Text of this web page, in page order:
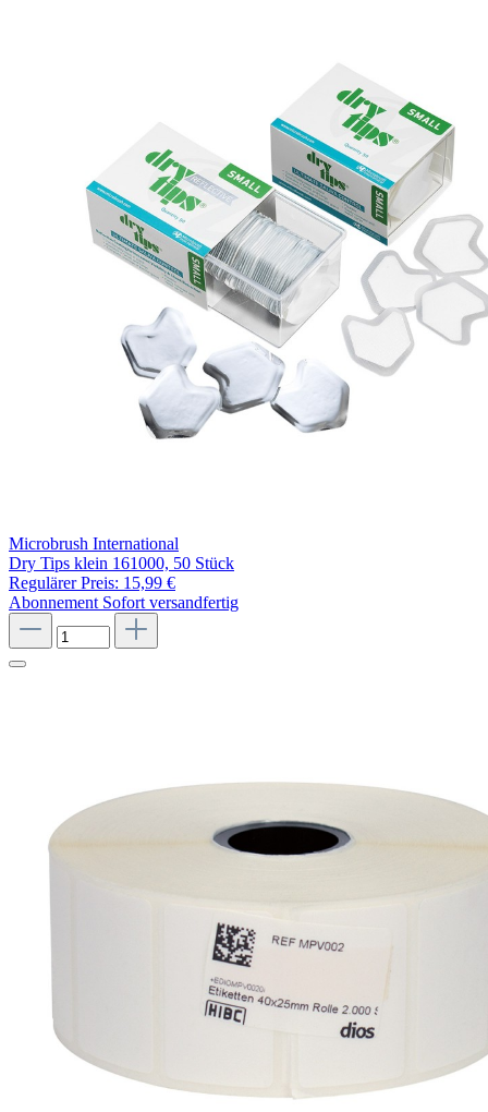
Microbrush International
Dry Tips klein 161000, 50 Stück
Regulärer Preis: 15,99 €
Abonnement Sofort versandfertig